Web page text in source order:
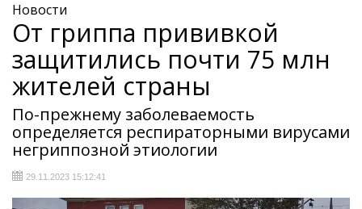
Новости
От гриппа прививкой
защитились почти 75 млн
жителей страны
По-прежнему заболеваемость
определяется респираторными вирусами
негриппозной этиологии
29.11.2023 15:12:41